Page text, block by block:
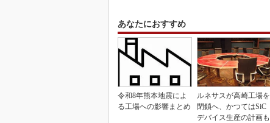
あなたにおすすめ
令和8年熊本地震によ
る工場への影響まとめ
ルネサスが高崎工場を
閉鎖へ、かつてはSiC
デバイス生産の計画も